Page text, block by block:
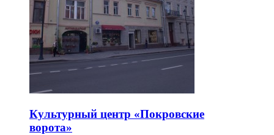
Культурный центр «Покровские
ворота»